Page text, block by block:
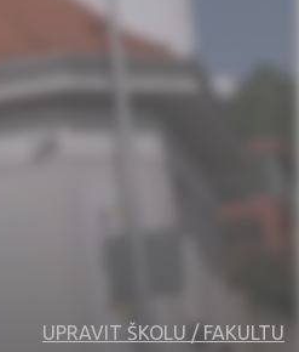
UPRAVIT ŠKOLU / FAKULTU